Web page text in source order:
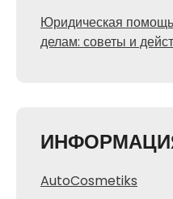
Юридическая
делам: советы и
AutoCosmetiks